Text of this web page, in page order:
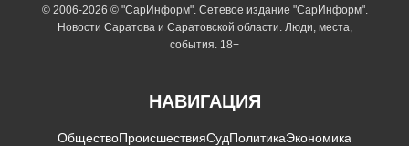
© 2006-2026 © "СарИнформ". Сетевое издание "СарИнформ".
Новости Саратова и Саратовской области. Люди, места,
события. 18+
НАВИГАЦИЯ
ОбществоПроисшествияСудПолитикаЭкономика